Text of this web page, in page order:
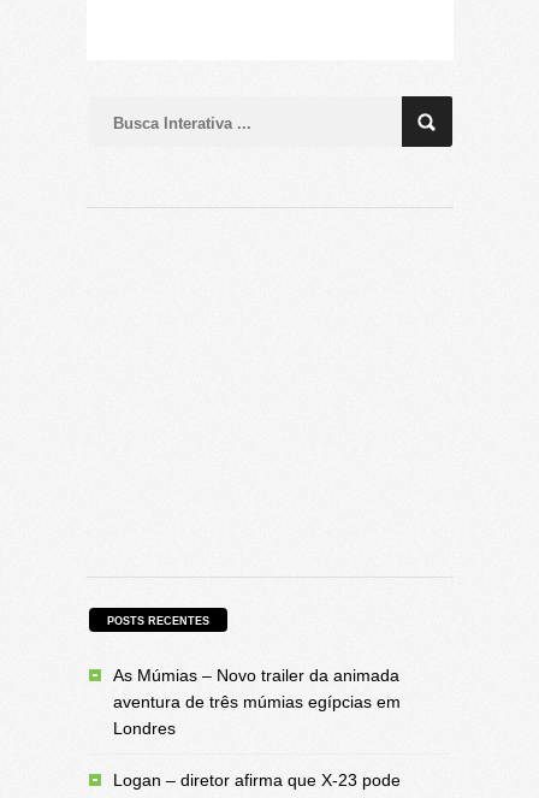
POSTS RECENTES
As Múmias – Novo trailer da animada
aventura de três múmias egípcias em
Londres
Logan – diretor afirma que X-23 pode